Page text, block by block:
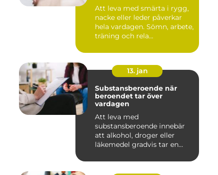
Att leva med smärta i rygg,
nacke eller leder påverkar
hela vardagen. Sömn, arbete,
träning och rela...
13. jan
Substansberoende när
beroendet tar över
vardagen
Att leva med
substansberoende innebär
att alkohol, droger eller
läkemedel gradvis tar en